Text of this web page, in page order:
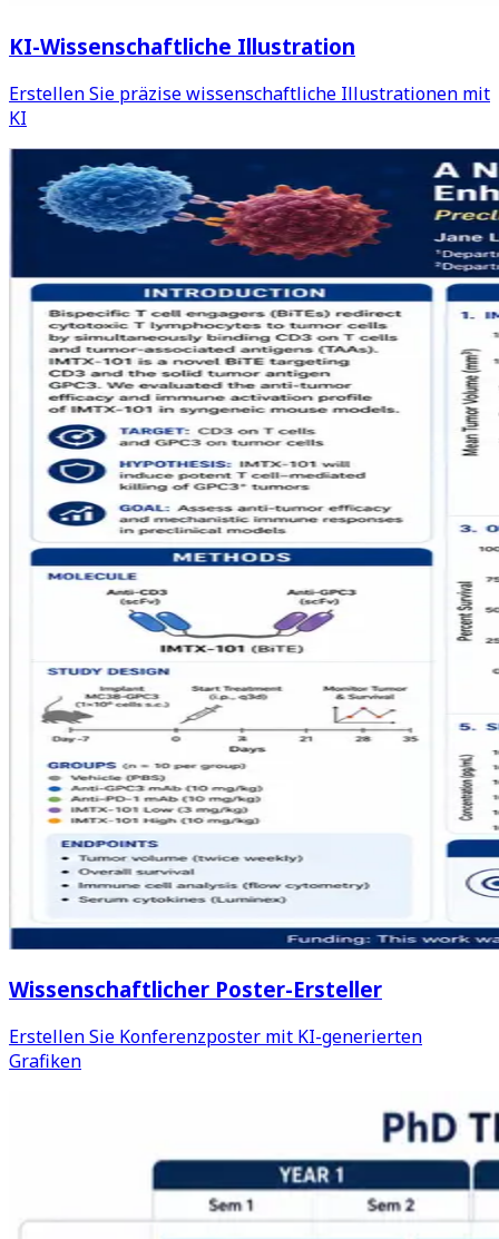
KI-Wissenschaftliche Illustration
Erstellen Sie präzise wissenschaftliche Illustrationen mit
KI
Wissenschaftlicher Poster-Ersteller
Erstellen Sie Konferenzposter mit KI-generierten
Grafiken